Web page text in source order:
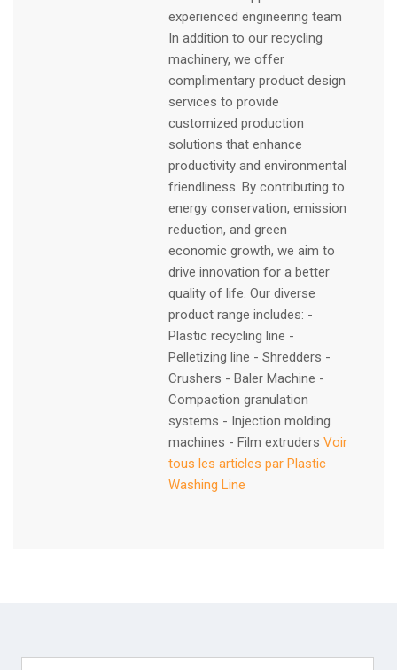
experienced engineering team
In addition to our recycling
machinery, we offer
complimentary product design
services to provide
customized production
solutions that enhance
productivity and environmental
friendliness. By contributing to
energy conservation, emission
reduction, and green
economic growth, we aim to
drive innovation for a better
quality of life. Our diverse
product range includes: -
Plastic recycling line -
Pelletizing line - Shredders -
Crushers - Baler Machine -
Compaction granulation
systems - Injection molding
machines - Film extruders Voir
tous les articles par Plastic
Washing Line